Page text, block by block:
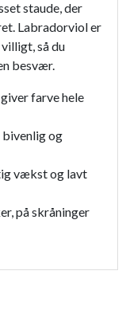
staude, der
Labradorviol er
så du
besvær.
farve hele
og
vækst og lavt
på skråninger